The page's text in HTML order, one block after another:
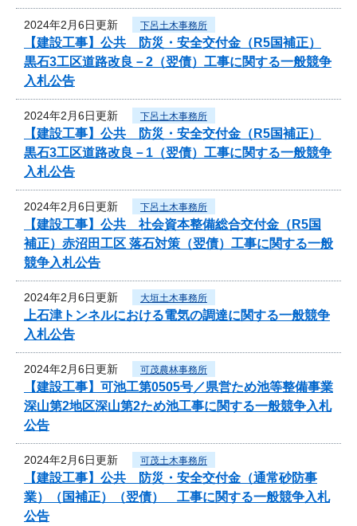
2024年2月6日更新 下呂土木事務所
【建設工事】公共 防災・安全交付金（R5国補正）
黒石3工区道路改良－2（翌債）工事に関する一般競争
入札公告
2024年2月6日更新 下呂土木事務所
【建設工事】公共 防災・安全交付金（R5国補正）
黒石3工区道路改良－1（翌債）工事に関する一般競争
入札公告
2024年2月6日更新 下呂土木事務所
【建設工事】公共 社会資本整備総合交付金（R5国
補正）赤沼田工区 落石対策（翌債）工事に関する一般
競争入札公告
2024年2月6日更新 大垣土木事務所
上石津トンネルにおける電気の調達に関する一般競争
入札公告
2024年2月6日更新 可茂農林事務所
【建設工事】可池工第0505号／県営ため池等整備事業
深山第2地区深山第2ため池工事に関する一般競争入札
公告
2024年2月6日更新 可茂土木事務所
【建設工事】公共 防災・安全交付金（通常砂防事
業）（国補正）（翌債） 工事に関する一般競争入札
公告